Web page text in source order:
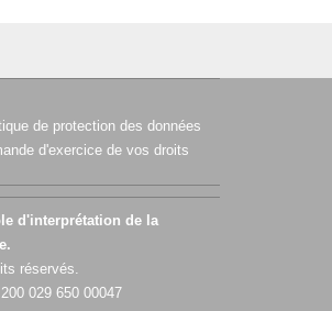
de protection des données
d'exercice de vos droits
d'interprétation de la
réservés.
029 650 00047